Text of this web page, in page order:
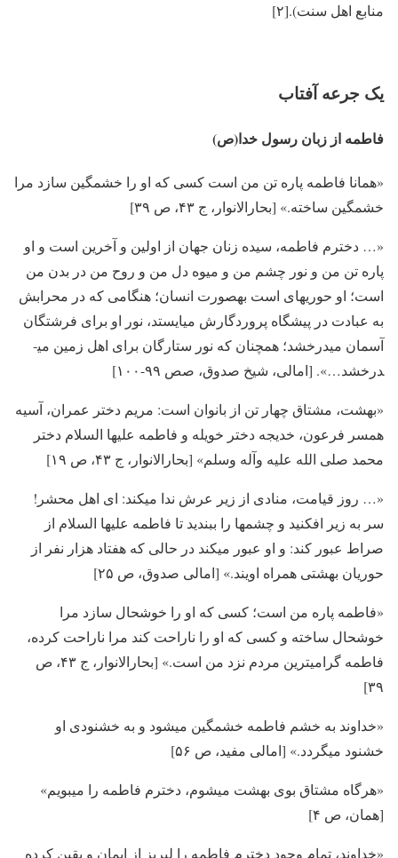
منابع اهل سنت).[۲]
یک جرعه آفتاب
فاطمه از زبان رسول خدا(ص)
«همانا فاطمه پاره تن من است کسی که او را خشمگین سازد مرا
خشمگین ساخته.» [بحارالانوار، ج ۴۳، ص ۳۹]
«… دخترم فاطمه، سیده زنان جهان از اولین و آخرین است و او
پاره تن من و نور چشم من و میوه دل من و روح من در بدن من
است؛ او حوریه­ای است به­صورت انسان؛ هنگامی که در محرابش
به عبادت در پیشگاه پروردگارش می­ایستد، نور او برای فرشتگان
آسمان می­درخشد؛ همچنان که نور ستارگان برای اهل زمین می­
درخشد…». [امالی، شیخ صدوق، صص ۹۹-۱۰۰]
«بهشت، مشتاق چهار تن از بانوان است: مریم دختر عمران، آسیه
همسر فرعون، خدیجه دختر خویله و فاطمه علیها السلام دختر
محمد صلی الله علیه وآله وسلم» [بحارالانوار، ج ۴۳، ص ۱۹]
«… روز قیامت، منادی از زیر عرش ندا می­کند: ای اهل محشر!
سر به زیر افکنید و چشم­ها را ببندید تا فاطمه علیها السلام از
صراط عبور کند: و او عبور می­کند در حالی که هفتاد هزار نفر از
حوریان بهشتی همراه اویند.» [امالی صدوق، ص ۲۵]
«فاطمه پاره من است؛ کسی که او را خوشحال سازد مرا
خوشحال ساخته و کسی که او را ناراحت کند مرا ناراحت کرده،
فاطمه گرامی­ترین مردم نزد من است.» [بحارالانوار، ج ۴۳، ص
۳۹]
«خداوند به خشم فاطمه خشمگین می­شود و به خشنودی او
خشنود می­گردد.» [امالی مفید، ص ۵۶]
«هرگاه مشتاق بوی بهشت می­شوم، دخترم فاطمه را می­بویم»
[همان، ص ۴]
«خداوند، تمام وجود دخترم فاطمه را لبریز از ایمان و یقین کرده